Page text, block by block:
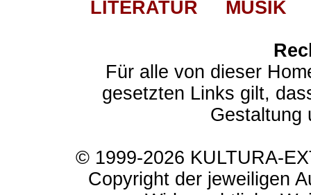
LITERATUR
MUSIK
Für alle von dieser
gesetzten Links gilt,
Gestaltung
© 1999-2026 KULTURA-
Copyright der jeweiligen